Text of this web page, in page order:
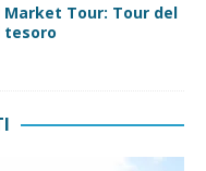
Market Tour: Tour del
tesoro